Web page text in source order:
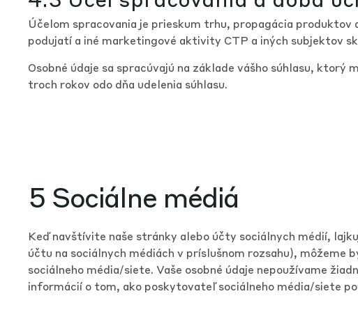
Účelom spracovania je prieskum trhu, propagácia produktov
podujatí a iné marketingové aktivity CTP a iných subjektov
Osobné údaje sa spracúvajú na základe vášho súhlasu,
troch rokov odo dňa udelenia súhlasu.
5 Sociálne médiá
Keď navštívite naše stránky alebo účty sociálnych médií,
účtu na sociálnych médiách v príslušnom rozsahu),
sociálneho média/siete. Vaše osobné údaje nepoužívame
informácií o tom, ako poskytovateľ sociálneho média/siete